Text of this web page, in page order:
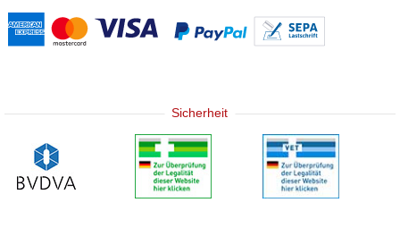
Sicherheit